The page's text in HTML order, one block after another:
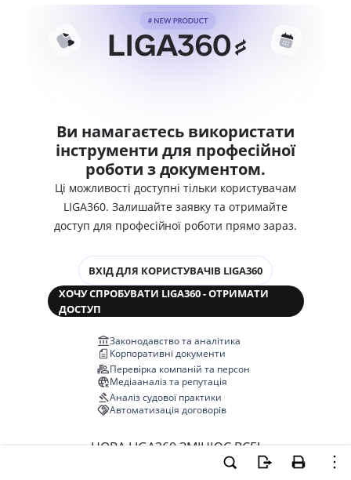
Ви намагаєтесь використати
інструменти для професійної
роботи з документом.
Ці можливості доступні тільки користувачам
LIGA360. Залишайте заявку та отримайте
доступ для професійної роботи прямо зараз.
ВХІД ДЛЯ КОРИСТУВАЧІВ LIGA360
ХОЧУ СПРОБУВАТИ LIGA360 - ОТРИМАТИ
ДОСТУП
Законодавство та аналітика
Корпоративні документи
Перевірка компаній та персон
Медіааналіз та репутація
Аналіз судової практики
Автоматизація договорів
НОВА LIGA360 ЗМІНЮЄ ВСЕ!